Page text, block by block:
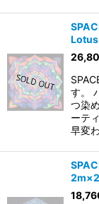
Lotus
す。
つ染
ーテ
早変